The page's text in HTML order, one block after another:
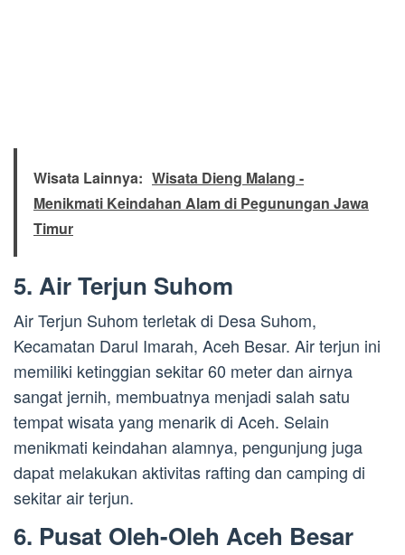
Wisata Lainnya: Wisata Dieng Malang -
Menikmati Keindahan Alam di Pegunungan Jawa
Timur
5. Air Terjun Suhom
Air Terjun Suhom terletak di Desa Suhom,
Kecamatan Darul Imarah, Aceh Besar. Air terjun ini
memiliki ketinggian sekitar 60 meter dan airnya
sangat jernih, membuatnya menjadi salah satu
tempat wisata yang menarik di Aceh. Selain
menikmati keindahan alamnya, pengunjung juga
dapat melakukan aktivitas rafting dan camping di
sekitar air terjun.
6. Pusat Oleh-Oleh Aceh Besar